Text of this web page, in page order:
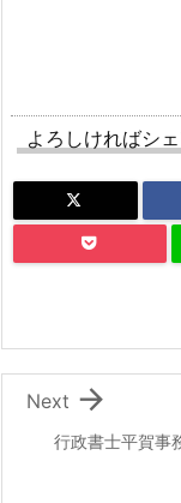
よろしければシ
行政書士平賀事

Next